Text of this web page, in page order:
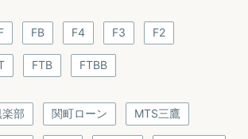
FB F4 F3 F2
FTB FTBB
部 関町ローン MTS三鷹